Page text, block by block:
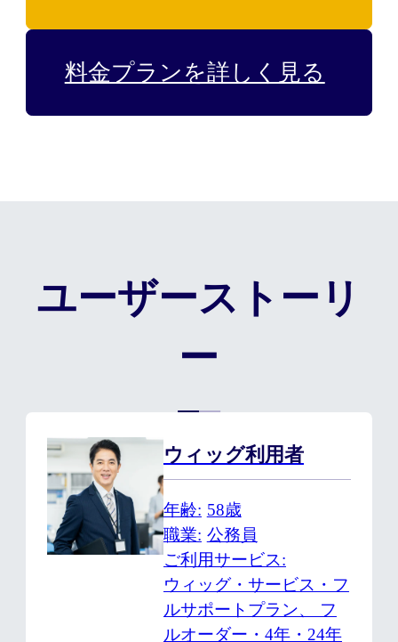
料金プランを詳しく見る
ユーザーストーリ
ー
ウィッグ利用者
年齢
58歳
職業 公務員
ご利用サービス
ウィッグ・サービス・フ
ルサポートプラン、 フ
ルオーダー・4年・24年